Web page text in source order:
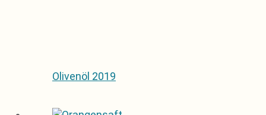
Olivenöl 2019